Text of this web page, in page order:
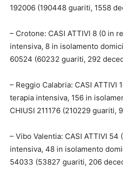
192006 (190448 guariti, 1558
– Crotone: CASI ATTIVI 8 (0 in
intensiva, 8 in isolamento
60524 (60232 guariti, 292
– Reggio Calabria: CASI ATTIVI
terapia intensiva, 156 in
CHIUSI 211176 (210229 guariti,
– Vibo Valentia: CASI ATTIVI
intensiva, 48 in isolamento
54033 (53827 guariti, 206